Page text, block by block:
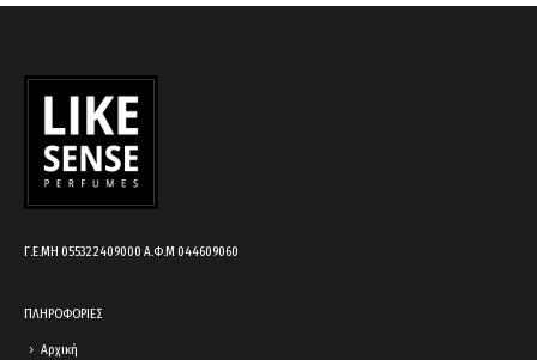
cart.
Γ.Ε.ΜΗ 055322409000 Α.Φ.Μ 044609060
ΠΛΗΡΟΦΟΡΙΕΣ
Αρχική